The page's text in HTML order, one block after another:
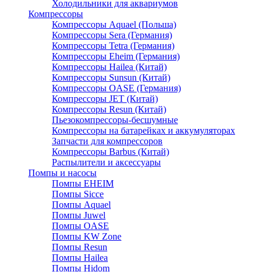
Холодильники для аквариумов
Компрессоры
Компрессоры Aquael (Польша)
Компрессоры Sera (Германия)
Компрессоры Tetra (Германия)
Компрессоры Eheim (Германия)
Компрессоры Hailea (Китай)
Компрессоры Sunsun (Китай)
Компрессоры OASE (Германия)
Компрессоры JET (Китай)
Компрессоры Resun (Китай)
Пьезокомпрессоры-бесшумные
Компрессоры на батарейках и аккумуляторах
Запчасти для компрессоров
Компрессоры Barbus (Китай)
Распылители и аксессуары
Помпы и насосы
Помпы EHEIM
Помпы Sicce
Помпы Aquael
Помпы Juwel
Помпы OASE
Помпы KW Zone
Помпы Resun
Помпы Hailea
Помпы Hidom